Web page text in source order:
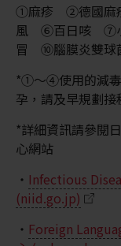
①麻疹 ②德國
風 ⑥百日咳 ⑦
冒 ⑩腦膜炎雙球
*①～④使用的減毒
孕，請及早規劃接
*詳細資訊請參閱
心網站
・ Infectious
(niid.go.jp)
・ Foreign